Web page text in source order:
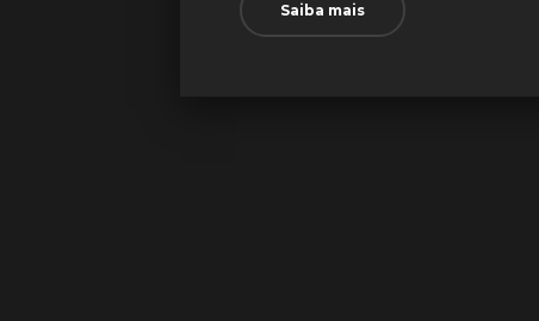
Saiba mais